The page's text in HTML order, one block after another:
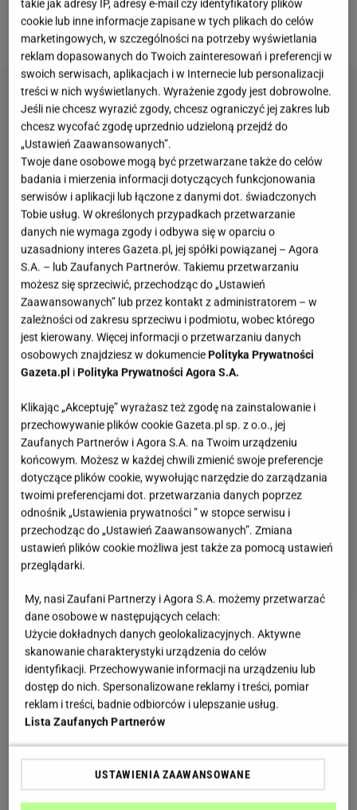
sprawiają, że zwykły dodatek doobiaduwygląda
zupełnie inaczej niż tradycyjna wersja ze śmietaną.
Zobacz wideoNowoczesna mizeria bez śmietany.
Tak robią ją millenialsi
Co dodać do mizerii, żeby była pyszna? Orientalny
sos nadaje im zupełnie nowy smak
Klasyczna mizeria kojarzy się głównie z prostym
dodatkiem do obiadu, ale ta wersja zaskakuje już po
takie jak adresy IP, adresy e-mail czy identyfikatory plików
cookie lub inne informacje zapisane w tych plikach do celów
marketingowych, w szczególności na potrzeby wyświetlania
reklam dopasowanych do Twoich zainteresowań i preferencji w
swoich serwisach, aplikacjach i w Internecie lub personalizacji
treści w nich wyświetlanych. Wyrażenie zgody jest dobrowolne.
Jeśli nie chcesz wyrazić zgody, chcesz ograniczyć jej zakres lub
chcesz wycofać zgodę uprzednio udzieloną przejdź do
„Ustawień Zaawansowanych”.
Twoje dane osobowe mogą być przetwarzane także do celów
badania i mierzenia informacji dotyczących funkcjonowania
serwisów i aplikacji lub łączone z danymi dot. świadczonych
Tobie usług. W określonych przypadkach przetwarzanie
danych nie wymaga zgody i odbywa się w oparciu o
uzasadniony interes Gazeta.pl, jej spółki powiązanej – Agora
S.A. – lub Zaufanych Partnerów. Takiemu przetwarzaniu
możesz się sprzeciwić, przechodząc do „Ustawień
Zaawansowanych” lub przez kontakt z administratorem – w
zależności od zakresu sprzeciwu i podmiotu, wobec którego
jest kierowany. Więcej informacji o przetwarzaniu danych
osobowych znajdziesz w dokumenciePolityka Prywatności
Gazeta.pl iPolityka Prywatności Agora S.A.
Klikając „Akceptuję” wyrażasz też zgodę na zainstalowanie i
przechowywanie plików cookie Gazeta.pl sp. z o.o., jej
Zaufanych Partnerów i Agora S.A. na Twoim urządzeniu
końcowym. Możesz w każdej chwili zmienić swoje preferencje
dotyczące plików cookie, wywołując narzędzie do zarządzania
twoimi preferencjami dot. przetwarzania danych poprzez
odnośnik „Ustawienia prywatności ” w stopce serwisu i
przechodząc do „Ustawień Zaawansowanych”. Zmiana
ustawień plików cookie możliwa jest także za pomocą ustawień
przeglądarki.
My, nasi Zaufani Partnerzy i Agora S.A. możemy przetwarzać
dane osobowe w następujących celach:
Użycie dokładnych danych geolokalizacyjnych. Aktywne
skanowanie charakterystyki urządzenia do celów
identyfikacji. Przechowywanie informacji na urządzeniu lub
dostęp do nich. Spersonalizowane reklamy i treści, pomiar
reklam i treści, badnie odbiorców i ulepszanie usług.
Lista Zaufanych Partnerów
USTAWIENIA ZAAWANSOWANE